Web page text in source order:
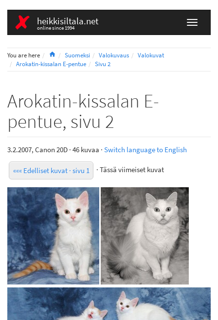
heikkisiltala.net
online since 1994
You are here HomeSuomeksi Valokuvaus
Valokuvat
Arokatin-kissalan E-pentue
Sivu 2
Arokatin-kissalan E-
pentue, sivu 2
3.2.2007, Canon 20D · 46 kuvaa · Switch language to English
««« Edelliset kuvat · sivu 1 · Tässä viimeiset kuvat